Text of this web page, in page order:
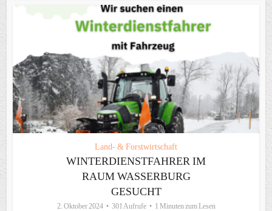
Land- & Forstwirtschaft
WINTERDIENSTFAHRER IM
RAUM WASSERBURG
GESUCHT
2. Oktober 2024 301 Aufrufe 1 Minuten zum Lesen